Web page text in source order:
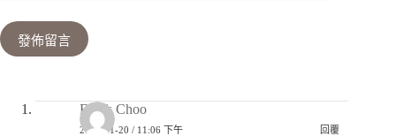
發佈留言
Frank Choo
2025-11-20 / 11:06 下午 回覆